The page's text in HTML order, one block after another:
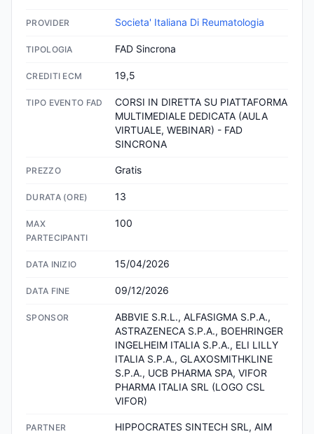
PROVIDER Societa' Italiana Di Reumatologia
TIPOLOGIA FAD Sincrona
CREDITI ECM 19,5
TIPO EVENTO FAD
CORSI IN DIRETTA SU PIATTAFORMA
MULTIMEDIALE DEDICATA (AULA
VIRTUALE, WEBINAR) - FAD
SINCRONA
PREZZO Gratis
DURATA (ORE) 13
MAX
PARTECIPANTI
100
DATA INIZIO 15/04/2026
DATA FINE 09/12/2026
SPONSOR
ABBVIE S.R.L., ALFASIGMA S.P.A.,
ASTRAZENECA S.P.A., BOEHRINGER
INGELHEIM ITALIA S.P.A., ELI LILLY
ITALIA S.P.A., GLAXOSMITHKLINE
S.P.A., UCB PHARMA SPA, VIFOR
PHARMA ITALIA SRL (LOGO CSL
VIFOR)
PARTNER
HIPPOCRATES SINTECH SRL, AIM